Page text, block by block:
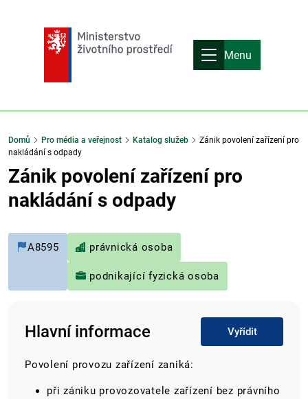
Menu
Domů Pro média a veřejnost Katalog služeb
Zánik povolení zařízení pro
nakládání s odpady
Zánik povolení zařízení pro
nakládání s odpady
A8595 právnická osoba
podnikající fyzická osoba
Hlavní informace Vyřídit
Povolení provozu zařízení zaniká:
při zániku provozovatele zařízení bez právního